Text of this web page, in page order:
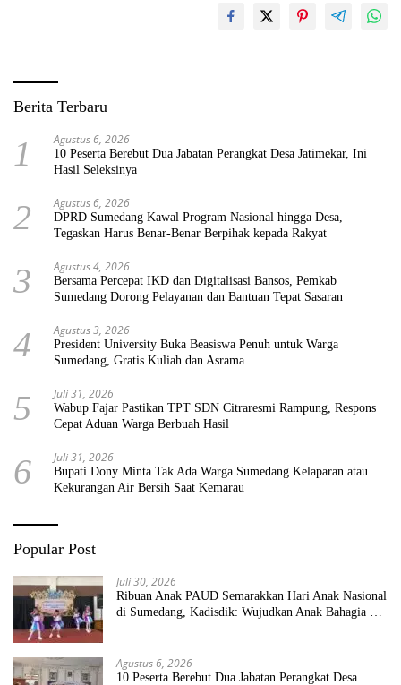
Berita Terbaru
1 Agustus 6, 2026
10 Peserta Berebut Dua Jabatan Perangkat Desa Jatimekar, Ini
Hasil Seleksinya
2 Agustus 6, 2026
DPRD Sumedang Kawal Program Nasional hingga Desa,
Tegaskan Harus Benar-Benar Berpihak kepada Rakyat
3 Agustus 4, 2026
Bersama Percepat IKD dan Digitalisasi Bansos, Pemkab
Sumedang Dorong Pelayanan dan Bantuan Tepat Sasaran
4 Agustus 3, 2026
President University Buka Beasiswa Penuh untuk Warga
Sumedang, Gratis Kuliah dan Asrama
5 Juli 31, 2026
Wabup Fajar Pastikan TPT SDN Citraresmi Rampung, Respons
Cepat Aduan Warga Berbuah Hasil
6 Juli 31, 2026
Bupati Dony Minta Tak Ada Warga Sumedang Kelaparan atau
Kekurangan Air Bersih Saat Kemarau
Popular Post
Juli 30, 2026
Ribuan Anak PAUD Semarakkan Hari Anak Nasional
di Sumedang, Kadisdik: Wujudkan Anak Bahagia dan
Agustus 6, 2026
10 Peserta Berebut Dua Jabatan Perangkat Desa